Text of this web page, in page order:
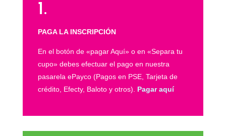
1.
PAGA LA INSCRIPCIÓN
En el botón de «pagar Aquí» o en «Separa tu
cupo» debes efectuar el pago en nuestra
pasarela ePayco (Pagos en PSE, Tarjeta de
crédito, Efecty, Baloto y otros). Pagar aquí